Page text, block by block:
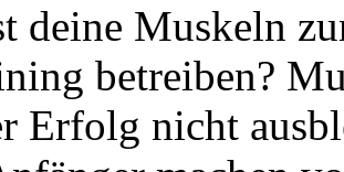
deine Muskeln
betreiben?
Erfolg nicht